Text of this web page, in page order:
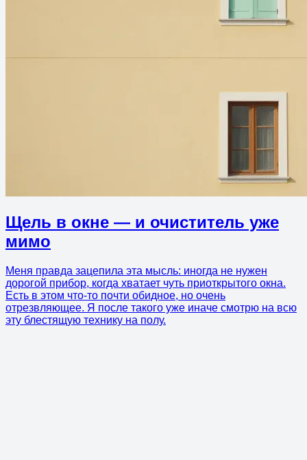
Щель в окне — и очиститель уже
мимо
Меня правда зацепила эта мысль: иногда не нужен
дорогой прибор, когда хватает чуть приоткрытого окна.
Есть в этом что-то почти обидное, но очень
отрезвляющее. Я после такого уже иначе смотрю на всю
эту блестящую технику на полу.